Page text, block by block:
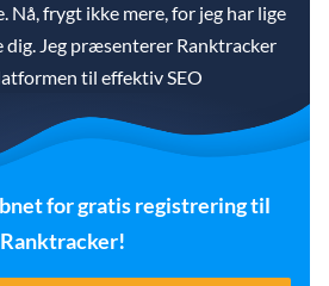
Nå, frygt ikke mere, for jeg har lige
Jeg præsenterer Ranktracker
til effektiv SEO
for gratis registrering til
Ranktracker!